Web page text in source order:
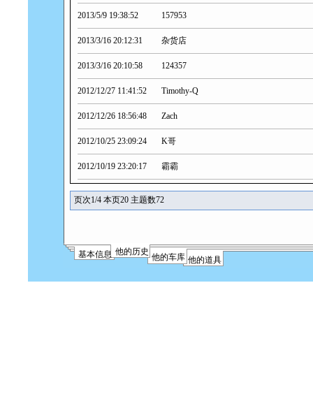
2013/5/9 19:38:52 157953
2013/3/16 20:12:31 杂货店
2013/3/16 20:10:58 124357
2012/12/27 11:41:52 Timothy-Q
2012/12/26 18:56:48 Zach
2012/10/25 23:09:24 K哥
2012/10/19 23:20:17 霸霸
页次1/4 本页20 主题数72
基本信息 他的历史
他的车库 他的道具